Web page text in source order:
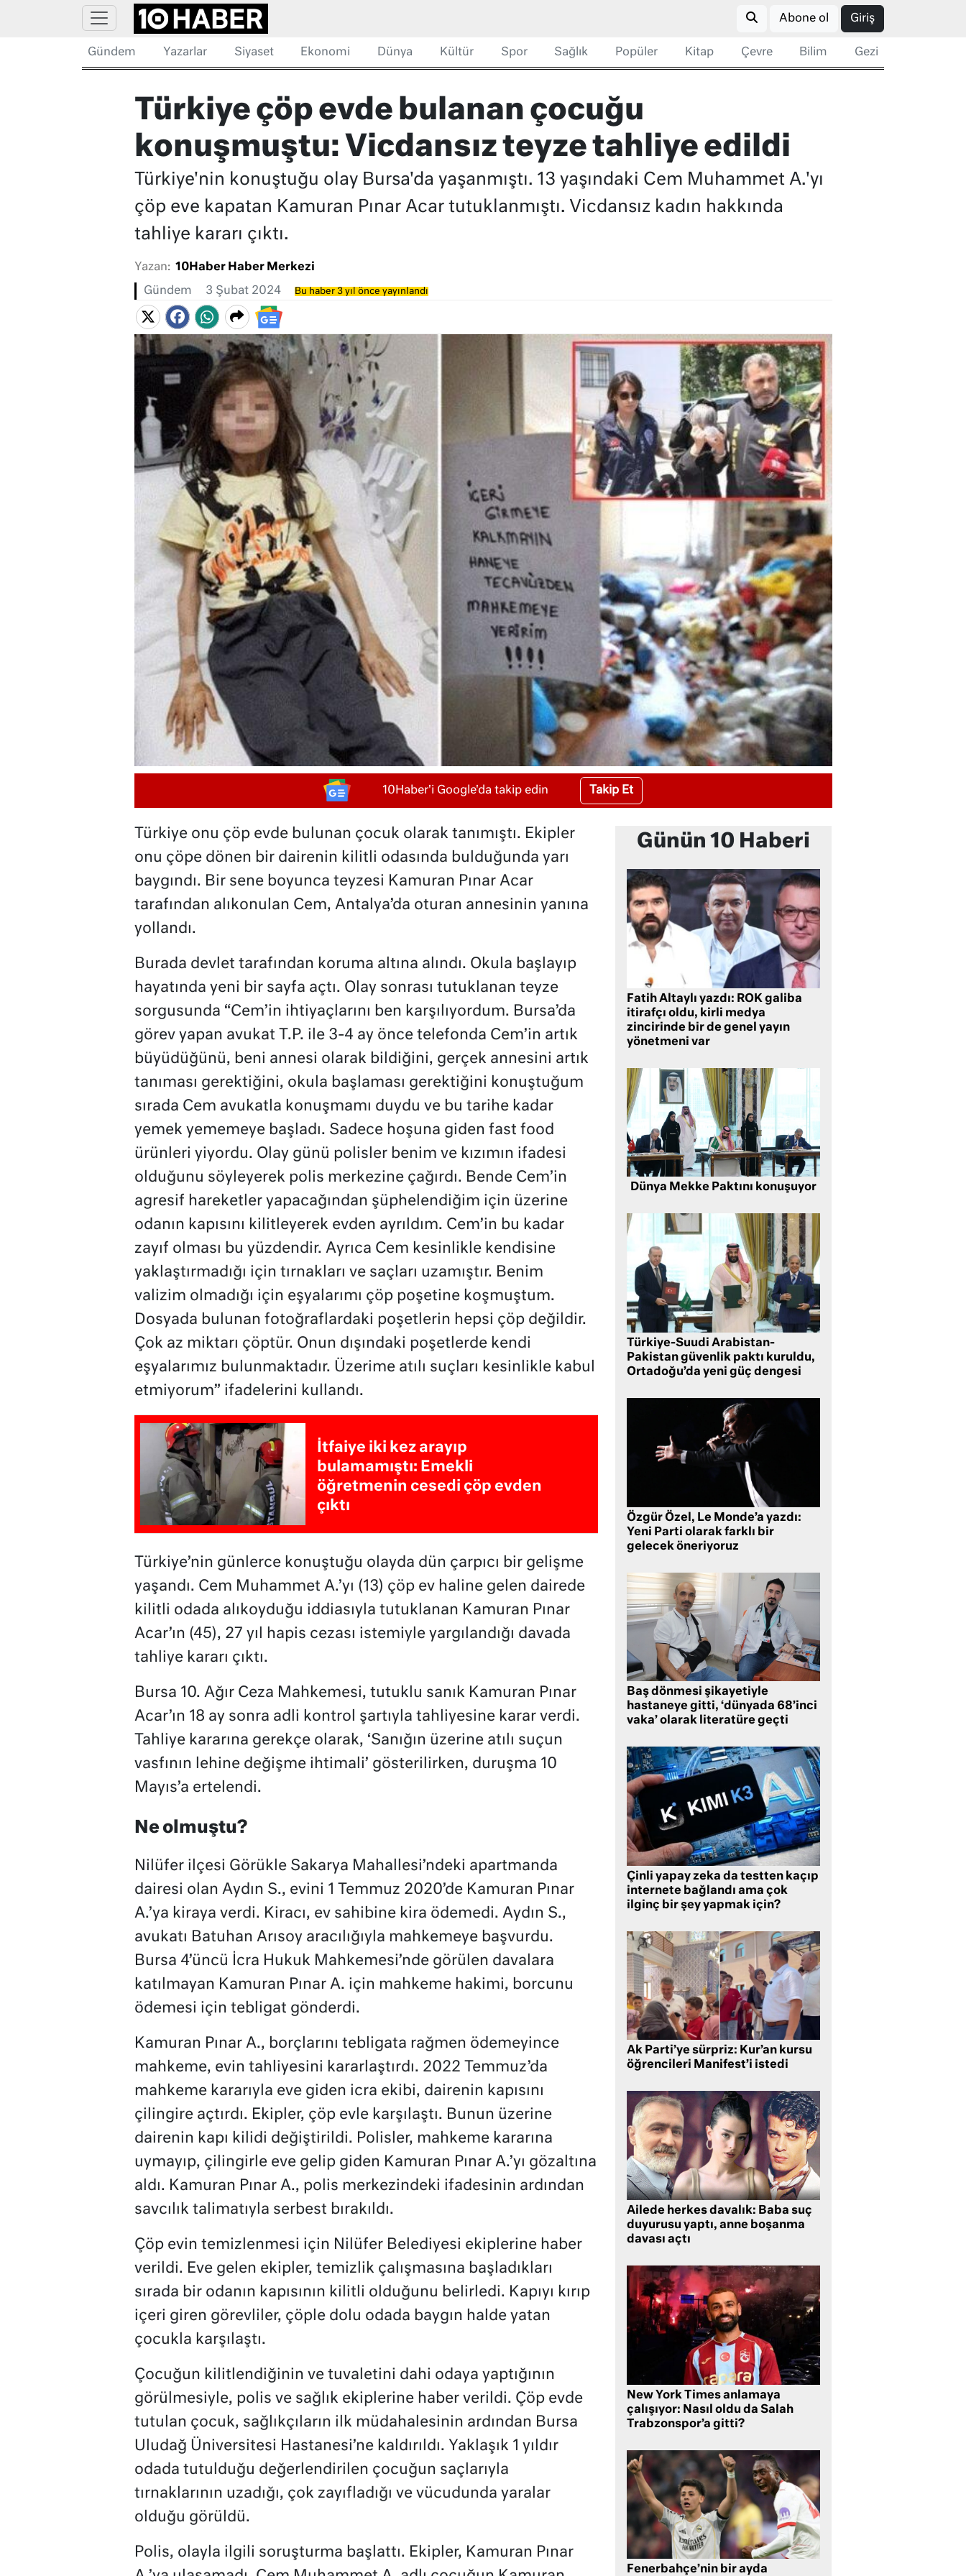
Abone ol Giriş
Gündem Yazarlar Siyaset Ekonomi Dünya Kültür Spor Sağlık Popüler Kitap Çevre Bilim Gezi
Türkiye çöp evde bulanan çocuğu
konuşmuştu: Vicdansız teyze tahliye edildi
Türkiye'nin konuştuğu olay Bursa'da yaşanmıştı. 13 yaşındaki Cem Muhammet A.'yı
çöp eve kapatan Kamuran Pınar Acar tutuklanmıştı. Vicdansız kadın hakkında
tahliye kararı çıktı.
Yazan: 10Haber Haber Merkezi
Gündem 3 Şubat 2024 Bu haber 3 yıl önce yayınlandı
10Haber'i Google'da takip edin Takip Et
Türkiye onu çöp evde bulunan çocuk olarak tanımıştı. Ekipler
onu çöpe dönen bir dairenin kilitli odasında bulduğunda yarı
baygındı. Bir sene boyunca teyzesi Kamuran Pınar Acar
tarafından alıkonulan Cem, Antalya’da oturan annesinin yanına
yollandı.
Burada devlet tarafından koruma altına alındı. Okula başlayıp
hayatında yeni bir sayfa açtı. Olay sonrası tutuklanan teyze
sorgusunda “Cem’in ihtiyaçlarını ben karşılıyordum. Bursa’da
görev yapan avukat T.P. ile 3-4 ay önce telefonda Cem’in artık
büyüdüğünü, beni annesi olarak bildiğini, gerçek annesini artık
tanıması gerektiğini, okula başlaması gerektiğini konuştuğum
sırada Cem avukatla konuşmamı duydu ve bu tarihe kadar
yemek yememeye başladı. Sadece hoşuna giden fast food
ürünleri yiyordu. Olay günü polisler benim ve kızımın ifadesi
olduğunu söyleyerek polis merkezine çağırdı. Bende Cem’in
agresif hareketler yapacağından şüphelendiğim için üzerine
odanın kapısını kilitleyerek evden ayrıldım. Cem’in bu kadar
zayıf olması bu yüzdendir. Ayrıca Cem kesinlikle kendisine
yaklaştırmadığı için tırnakları ve saçları uzamıştır. Benim
valizim olmadığı için eşyalarımı çöp poşetine koşmuştum.
Dosyada bulunan fotoğraflardaki poşetlerin hepsi çöp değildir.
Çok az miktarı çöptür. Onun dışındaki poşetlerde kendi
eşyalarımız bulunmaktadır. Üzerime atılı suçları kesinlikle kabul
etmiyorum” ifadelerini kullandı.
İtfaiye iki kez arayıp
bulamamıştı: Emekli
öğretmenin cesedi çöp evden
çıktı
Türkiye’nin günlerce konuştuğu olayda dün çarpıcı bir gelişme
yaşandı. Cem Muhammet A.’yı (13) çöp ev haline gelen dairede
kilitli odada alıkoyduğu iddiasıyla tutuklanan Kamuran Pınar
Acar’ın (45), 27 yıl hapis cezası istemiyle yargılandığı davada
tahliye kararı çıktı.
Bursa 10. Ağır Ceza Mahkemesi, tutuklu sanık Kamuran Pınar
Acar’ın 18 ay sonra adli kontrol şartıyla tahliyesine karar verdi.
Tahliye kararına gerekçe olarak, ‘Sanığın üzerine atılı suçun
vasfının lehine değişme ihtimali’ gösterilirken, duruşma 10
Mayıs’a ertelendi.
Ne olmuştu?
Nilüfer ilçesi Görükle Sakarya Mahallesi’ndeki apartmanda
dairesi olan Aydın S., evini 1 Temmuz 2020’de Kamuran Pınar
A.’ya kiraya verdi. Kiracı, ev sahibine kira ödemedi. Aydın S.,
avukatı Batuhan Arısoy aracılığıyla mahkemeye başvurdu.
Bursa 4’üncü İcra Hukuk Mahkemesi’nde görülen davalara
katılmayan Kamuran Pınar A. için mahkeme hakimi, borcunu
ödemesi için tebligat gönderdi.
Kamuran Pınar A., borçlarını tebligata rağmen ödemeyince
mahkeme, evin tahliyesini kararlaştırdı. 2022 Temmuz’da
mahkeme kararıyla eve giden icra ekibi, dairenin kapısını
çilingire açtırdı. Ekipler, çöp evle karşılaştı. Bunun üzerine
dairenin kapı kilidi değiştirildi. Polisler, mahkeme kararına
uymayıp, çilingirle eve gelip giden Kamuran Pınar A.’yı gözaltına
aldı. Kamuran Pınar A., polis merkezindeki ifadesinin ardından
savcılık talimatıyla serbest bırakıldı.
Çöp evin temizlenmesi için Nilüfer Belediyesi ekiplerine haber
verildi. Eve gelen ekipler, temizlik çalışmasına başladıkları
sırada bir odanın kapısının kilitli olduğunu belirledi. Kapıyı kırıp
içeri giren görevliler, çöple dolu odada baygın halde yatan
çocukla karşılaştı.
Çocuğun kilitlendiğinin ve tuvaletini dahi odaya yaptığının
görülmesiyle, polis ve sağlık ekiplerine haber verildi. Çöp evde
tutulan çocuk, sağlıkçıların ilk müdahalesinin ardından Bursa
Uludağ Üniversitesi Hastanesi’ne kaldırıldı. Yaklaşık 1 yıldır
odada tutulduğu değerlendirilen çocuğun saçlarıyla
tırnaklarının uzadığı, çok zayıfladığı ve vücudunda yaralar
olduğu görüldü.
Polis, olayla ilgili soruşturma başlattı. Ekipler, Kamuran Pınar
Günün 10 Haberi
Fatih Altaylı yazdı: ROK galiba
itirafçı oldu, kirli medya
zincirinde bir de genel yayın
yönetmeni var
Dünya Mekke Paktını konuşuyor
Türkiye-Suudi Arabistan-
Pakistan güvenlik paktı kuruldu,
Ortadoğu’da yeni güç dengesi
Özgür Özel, Le Monde’a yazdı:
Yeni Parti olarak farklı bir
gelecek öneriyoruz
Baş dönmesi şikayetiyle
hastaneye gitti, ‘dünyada 68’inci
vaka’ olarak literatüre geçti
Çinli yapay zeka da testten kaçıp
internete bağlandı ama çok
ilginç bir şey yapmak için?
Ak Parti’ye sürpriz: Kur’an kursu
öğrencileri Manifest’i istedi
Ailede herkes davalık: Baba suç
duyurusu yaptı, anne boşanma
davası açtı
New York Times anlamaya
çalışıyor: Nasıl oldu da Salah
Trabzonspor’a gitti?
Fenerbahçe’nin bir ayda